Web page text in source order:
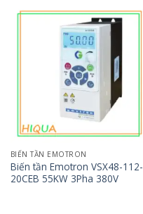
BIẾN TẦN EMOTRON
Biến tần Emotron VSX48-112-
20CEB 55KW 3Pha 380V